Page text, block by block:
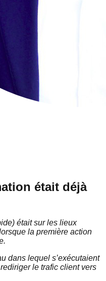
était déjà
était sur les lieux
la première action
dans lequel s’exécutaient
le trafic client vers